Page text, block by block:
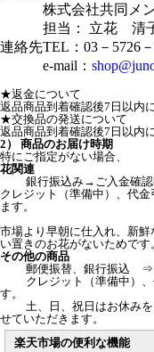
株式会社共同メ
担当： 立花 清
連絡先TEL：03－5726
e-mail：
★返金について
返品商品到着確認後7日以内
★交換品の発送について
返品商品到着確認後7日以内
2） 商品のお届け時期
特にご指定がない場合、
花関連
銀行振込み→ご入金確認後
クレジット（準備中）、代
ます。
市場より早朝に仕入れ、新
い置きのお花がないためです
その他の商品
郵便振替、銀行振込 ⇒ご
クレジット（準備中）、
す。
土、日、祝日はお休みを
せていただきます。
楽天市場の便利な機能